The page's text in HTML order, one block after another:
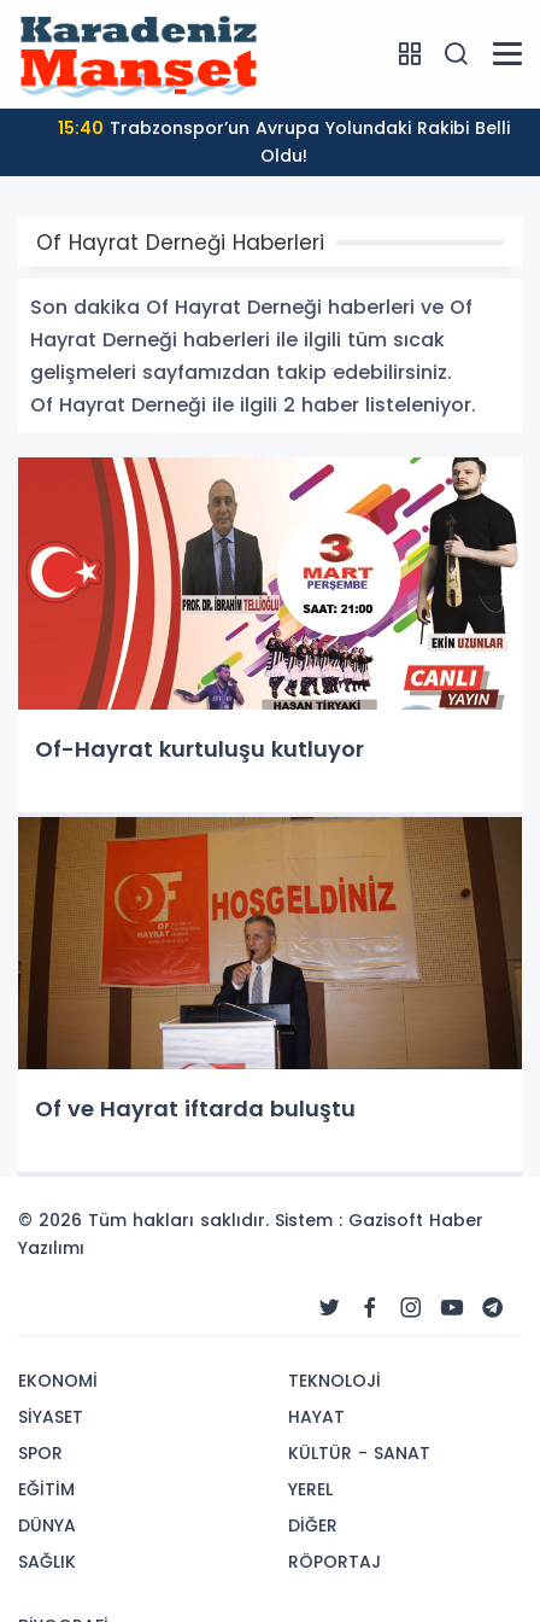
15:40Trabzonspor’un Avrupa Yolundaki Rakibi Belli
Oldu!
Of Hayrat Derneği Haberleri
Son dakika Of Hayrat Derneği haberleri ve Of
Hayrat Derneği haberleri ile ilgili tüm sıcak
gelişmeleri sayfamızdan takip edebilirsiniz.
Of Hayrat Derneği ile ilgili 2 haber listeleniyor.
Of-Hayrat kurtuluşu kutluyor
Of ve Hayrat iftarda buluştu
© 2026 Tüm hakları saklıdır. Sistem : Gazisoft Haber
Yazılımı
EKONOMİ
SİYASET
SPOR
EĞİTİM
DÜNYA
SAĞLIK
TEKNOLOJİ
HAYAT
KÜLTÜR - SANAT
YEREL
DİĞER
RÖPORTAJ